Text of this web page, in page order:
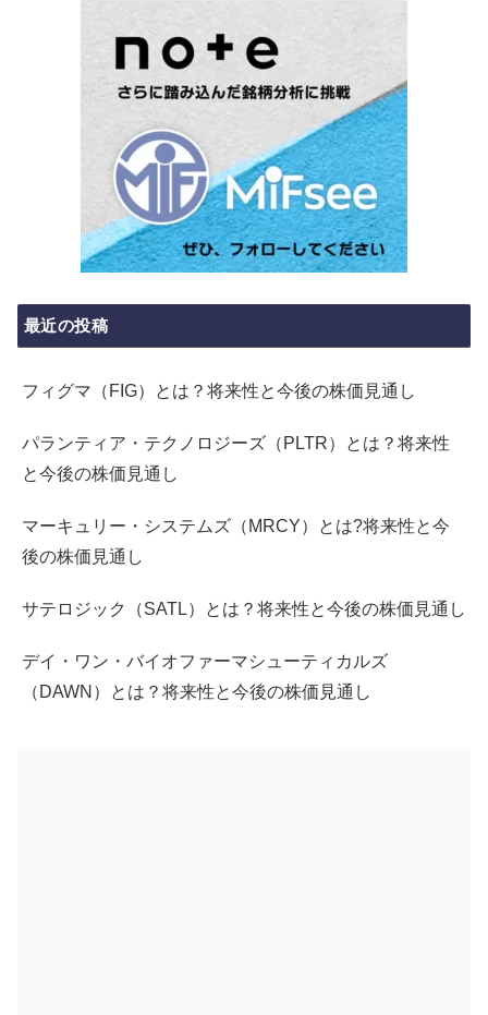
最近の投稿
フィグマ（FIG）とは？将来性と今後の株価見通し
パランティア・テクノロジーズ（PLTR）とは？将来性
と今後の株価見通し
マーキュリー・システムズ（MRCY）とは?将来性と今
後の株価見通し
サテロジック（SATL）とは？将来性と今後の株価見通し
デイ・ワン・バイオファーマシューティカルズ
（DAWN）とは？将来性と今後の株価見通し